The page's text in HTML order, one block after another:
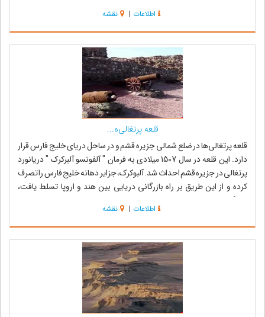
اطلاعات | نقشه
قلعه پرتغالی‌ه...
قلعه پرتغالی‌ها در ضلع شمالی جزیره قشم و در ساحل دریای خلیج فارس قرار
دارد. این قلعه در سال 1507 میلادی به فرمان " آلفونسو آلبرکرک " دریانورد
پرتغالی در جزیره قشم احداث شد. آلبوکرک، جزایر دهانه خلیج فارس را تصرف
کرده و از این طریق بر راه بازرگانی دریایی بین هند و اروپا تسلط یافت،
چیرگی...
اطلاعات | نقشه